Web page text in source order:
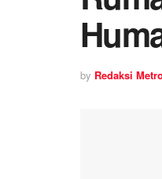
by Redaksi